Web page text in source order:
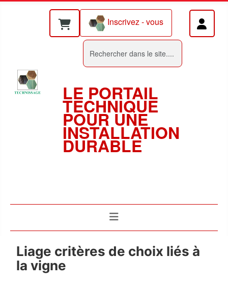
Inscrivez - vous
LE PORTAIL
TECHNIQUE
POUR UNE
INSTALLATION
DURABLE
Liage critères de choix liés à
la vigne